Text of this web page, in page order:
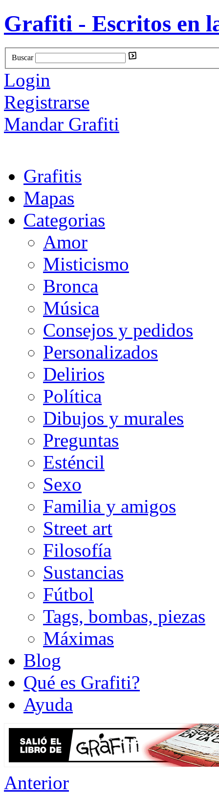
Grafiti - Escritos en
Buscar
Login
Registrarse
Mandar Grafiti
Grafitis
Mapas
Categorias
Amor
Misticismo
Bronca
Música
Consejos y pedidos
Personalizados
Delirios
Política
Dibujos y murales
Preguntas
Esténcil
Sexo
Familia y amigos
Street art
Filosofía
Sustancias
Fútbol
Tags, bombas, piezas
Máximas
Blog
Qué es Grafiti?
Ayuda
Anterior